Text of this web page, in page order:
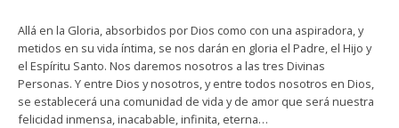
Allá en la Gloria, absorbidos por Dios como con una aspiradora, y
metidos en su vida íntima, se nos darán en gloria el Padre, el Hijo y
el Espíritu Santo. Nos daremos nosotros a las tres Divinas
Personas. Y entre Dios y nosotros, y entre todos nosotros en Dios,
se establecerá una comunidad de vida y de amor que será nuestra
felicidad inmensa, inacabable, infinita, eterna…